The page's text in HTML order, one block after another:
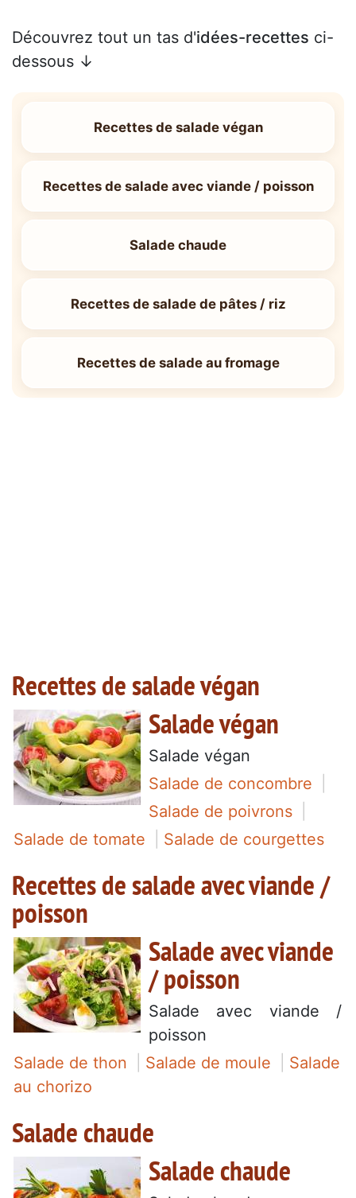
Découvrez tout un tas d'idées-recettes ci-
dessous ↓
Recettes de salade végan
Recettes de salade avec viande / poisson
Salade chaude
Recettes de salade de pâtes / riz
Recettes de salade au fromage
Recettes de salade végan
Salade végan
Salade végan
Salade de concombre
Salade de poivrons
Salade de tomate
Salade de courgettes
Recettes de salade avec viande /
poisson
Salade avec viande
/ poisson
Salade avec viande /
poisson
Salade de thon
Salade de moule
Salade
au chorizo
Salade chaude
Salade chaude